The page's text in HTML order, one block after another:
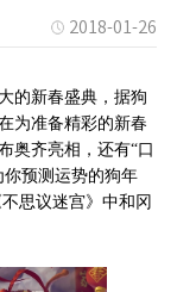
2018-01-26
的新春盛典，据狗
为准备精彩的新春
奥齐亮相，还有“口
预测运势的狗年
思议迷宫》中和冈